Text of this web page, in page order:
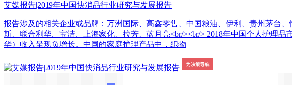
艾媒报告|2019年中国快消品行业研究与发展报告
报告涉及的相关企业或品牌：万洲国际、高鑫零售、中国粮油、伊利、贵州茅台
斯、联合利华、宝洁、上海家化、拉芳、蓝月亮<br/><br/> 2018年中国个人护理
华）收入呈现负增长。中国的家庭护理产品中，织物